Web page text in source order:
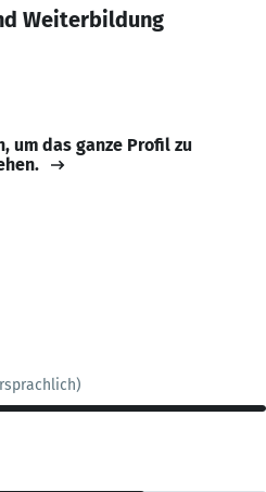
Weiterbildung
um das ganze Profil zu